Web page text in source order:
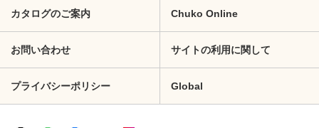
カタログのご案内 Chuko Online
お問い合わせ サイトの利用に関して
プライバシーポリシー Global